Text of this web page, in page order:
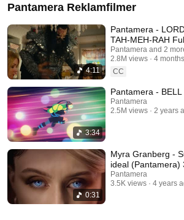
Pantamera Reklamfilmer
4:11
Pantamera -
TAH-MEH-RAH
Pantamera and 2
2.8M views
4
CC
3:34
Pantamera -
Pantamera
2.5M views
2 years
0:31
Myra Granberg -
ideal (Pantamera)
Pantamera
3.5K views
4 years